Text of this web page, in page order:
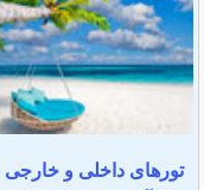
تورهای داخلی و